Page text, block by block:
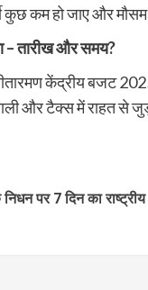
कुछ कम हो जाए और
– तारीख और समय?
सीतारमण केंद्रीय बजट
और टैक्स में राहत से
पर 7 दिन का